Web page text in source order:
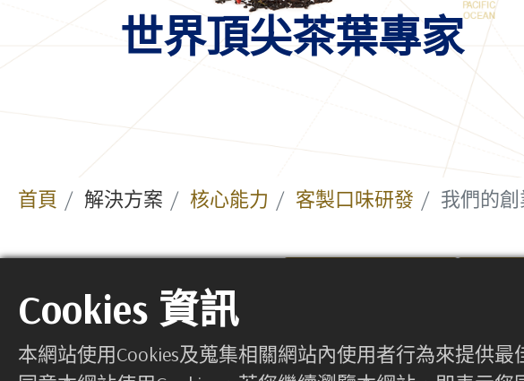
世界頂尖茶葉專家
首頁 解決方案 核心能力 客製口味研發 我們的
Cookies 資訊
本網站使用Cookies及蒐集相關網站內使用者行為來提供